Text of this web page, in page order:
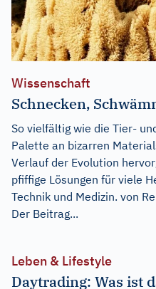
Wissenschaft
Schnecken,
So vielfältig wie die Tier-
Palette an bizarren
Verlauf der Evolution
pfiffige Lösungen für viele
Technik und Medizin. von
Der Beitrag...
Leben & Lifestyle
Daytrading: Was ist